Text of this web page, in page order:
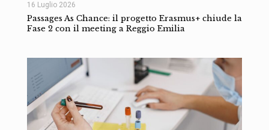
16 Luglio 2026
Passages As Chance: il progetto Erasmus+ chiude la
Fase 2 con il meeting a Reggio Emilia